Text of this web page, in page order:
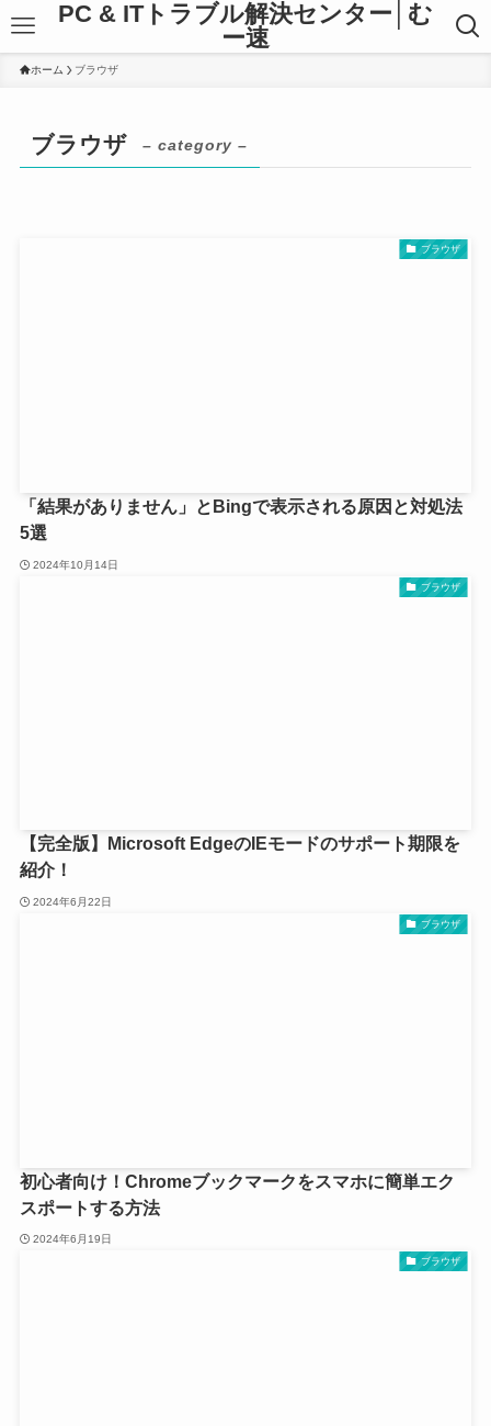
PC & ITトラブル解決センター│む
ー速
ホーム ブラウザ
ブラウザ – category –
ブラウザ
「結果がありません」とBingで表示される原因と対処法
5選
2024年10月14日
ブラウザ
【完全版】Microsoft EdgeのIEモードのサポート期限を
紹介！
2024年6月22日
ブラウザ
初心者向け！Chromeブックマークをスマホに簡単エク
スポートする方法
2024年6月19日
ブラウザ